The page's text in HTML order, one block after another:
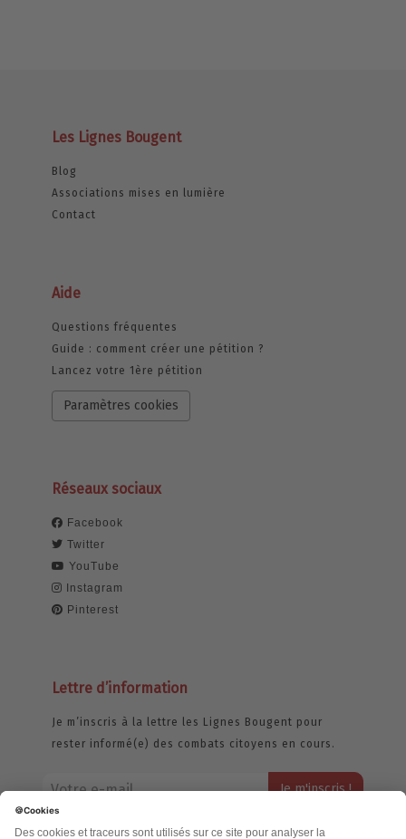
Les Lignes Bougent
Blog
Associations mises en lumière
Contact
Aide
Questions fréquentes
Guide : comment créer une pétition ?
Lancez votre 1ère pétition
Paramètres cookies
Réseaux sociaux
Facebook
Twitter
YouTube
Instagram
Pinterest
Lettre d’information
Je m’inscris à la lettre les Lignes Bougent pour
rester informé(e) des combats citoyens en cours.
jamais échangée. Pour consulter notre politique de confidentialité,